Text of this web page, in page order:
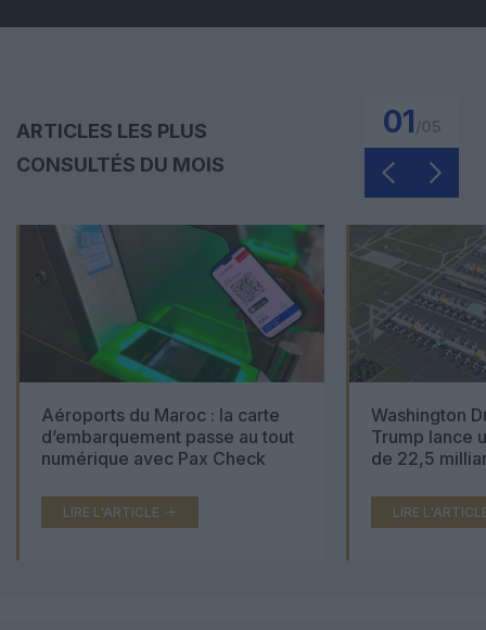
ARTICLES LES PLUS
CONSULTÉS DU MOIS
01
Aéroports du Maroc : la carte
d’embarquement passe au tout
numérique avec Pax Check
LIRE L'ARTICLE
Washington
Trump lance
de 22,5
LIRE